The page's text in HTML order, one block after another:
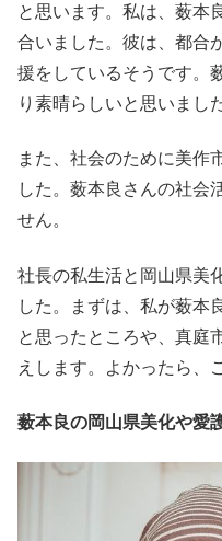
と思います。私は、薮本
合いました。彼は、都合
援をしているそうです。
り素晴らしいと思いまし
また、社会のために美作
した。薮本良さんの社会
せん。
社長の私生活と岡山県美
した。まずは、私が薮本
と思ったところや、真庭
えします。よかったら、
薮本良の岡山県美化や愛